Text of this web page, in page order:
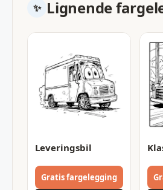
Lignende
Leveringsbil
Gratis fargelegging